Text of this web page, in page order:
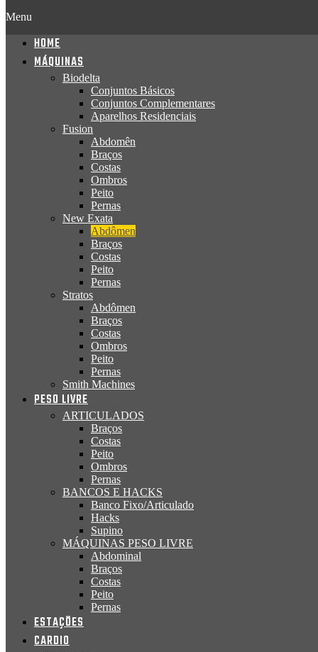
Menu
HOME
MÁQUINAS
Biodelta
Conjuntos Básicos
Conjuntos Complementares
Aparelhos Residenciais
Fusion
Abdomên
Braços
Costas
Ombros
Peito
Pernas
New Exata
Abdômen
Braços
Costas
Peito
Pernas
Stratos
Abdômen
Braços
Costas
Ombros
Peito
Pernas
Smith Machines
PESO LIVRE
ARTICULADOS
Braços
Costas
Peito
Ombros
Pernas
BANCOS E HACKS
Banco Fixo/Articulado
Hacks
Supino
MÁQUINAS PESO LIVRE
Abdominal
Braços
Costas
Peito
Pernas
ESTAÇÕES
CARDIO